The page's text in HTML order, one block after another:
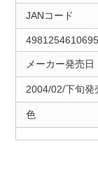
JANコード
4981254610695
メーカー発売日
2004/02/下旬発
色